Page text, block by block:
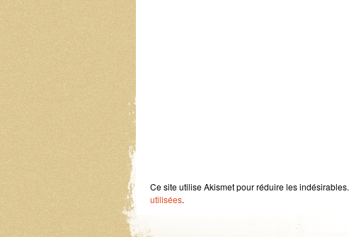
Ce site utilise Akismet pour réduire les indésirables.
utilisées.